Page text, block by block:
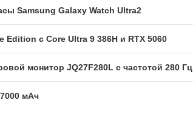
Samsung Galaxy Watch Ultra2
Edition с Core Ultra 9 386H и RTX 5060
монитор JQ27F280L с частотой 280 Гц
мАч